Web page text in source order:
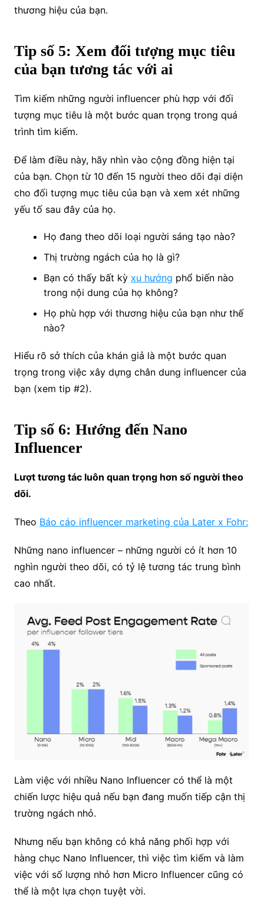
thương hiệu của bạn.
Tip số 5: Xem đối tượng mục tiêu
của bạn tương tác với ai
Tìm kiếm những người influencer phù hợp với đối
tượng mục tiêu là một bước quan trọng trong quá
trình tìm kiếm.
Để làm điều này, hãy nhìn vào cộng đồng hiện tại
của bạn. Chọn từ 10 đến 15 người theo dõi đại diện
cho đối tượng mục tiêu của bạn và xem xét những
yếu tố sau đây của họ.
Họ đang theo dõi loại người sáng tạo nào?
Thị trường ngách của họ là gì?
Bạn có thấy bất kỳ xu hướng phổ biến nào
trong nội dung của họ không?
Họ phù hợp với thương hiệu của bạn như thế
nào?
Hiểu rõ sở thích của khán giả là một bước quan
trọng trong việc xây dựng chân dung influencer của
bạn (xem tip #2).
Tip số 6: Hướng đến Nano
Influencer
Lượt tương tác luôn quan trọng hơn số người theo
dõi.
Theo Báo cáo influencer marketing của Later x Fohr:
Những nano influencer – những người có ít hơn 10
nghìn người theo dõi, có tỷ lệ tương tác trung bình
cao nhất.
Làm việc với nhiều Nano Influencer có thể là một
chiến lược hiệu quả nếu bạn đang muốn tiếp cận thị
trường ngách nhỏ.
Nhưng nếu bạn không có khả năng phối hợp với
hàng chục Nano Influencer, thì việc tìm kiếm và làm
việc với số lượng nhỏ hơn Micro Influencer cũng có
thể là một lựa chọn tuyệt vời.